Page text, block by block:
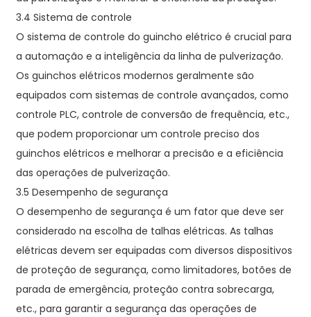
3.4 Sistema de controle
O sistema de controle do guincho elétrico é crucial para
a automação e a inteligência da linha de pulverização.
Os guinchos elétricos modernos geralmente são
equipados com sistemas de controle avançados, como
controle PLC, controle de conversão de frequência, etc.,
que podem proporcionar um controle preciso dos
guinchos elétricos e melhorar a precisão e a eficiência
das operações de pulverização.
3.5 Desempenho de segurança
O desempenho de segurança é um fator que deve ser
considerado na escolha de talhas elétricas. As talhas
elétricas devem ser equipadas com diversos dispositivos
de proteção de segurança, como limitadores, botões de
parada de emergência, proteção contra sobrecarga,
etc., para garantir a segurança das operações de